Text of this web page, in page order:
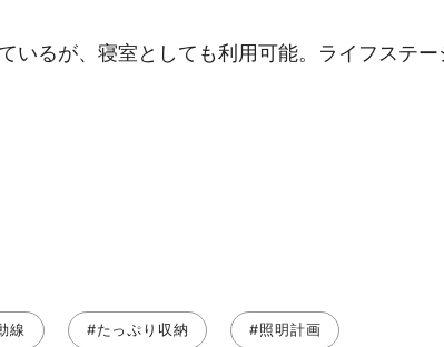
るが、寝室としても利用可能。ライフステ
線 #たっぷり収納 #照明計画